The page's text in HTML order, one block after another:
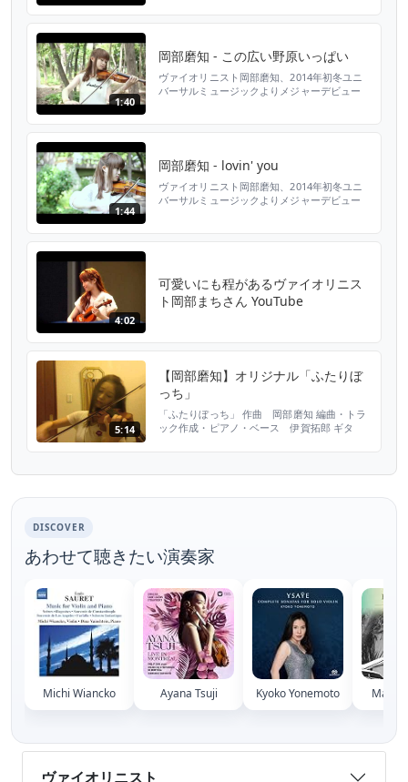
http://www.oricon.co.jp/special/47249/
★『オリコン芸能ニュース』チ...
1:40
岡部磨知 - この広い野原いっぱい
ヴァイオリニスト岡部磨知、2014年初冬ユニ
バーサルミュージックよりメジャーデビュー
1:44
岡部磨知 - lovin' you
ヴァイオリニスト岡部磨知、2014年初冬ユニ
バーサルミュージックよりメジャーデビュー
4:02
可愛いにも程があるヴァイオリニス
ト岡部まちさん YouTube
5:14
【岡部磨知】オリジナル「ふたりぼ
っち」
「ふたりぼっち」 作曲 岡部磨知 編曲・トラ
ック作成・ピアノ・ベース 伊賀拓郎 ギタ
2. I Like Chopin 3. シェリーに口づけ 4. ...
DISCOVER
あわせて聴きたい演奏家
Michi Wiancko Ayana Tsuji Kyoko Yonemoto Mari
ヴァイオリニスト